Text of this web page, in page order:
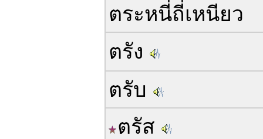
ตระหนี่ถี่เหนียว
ตรัง
ตรับ
ตรัส